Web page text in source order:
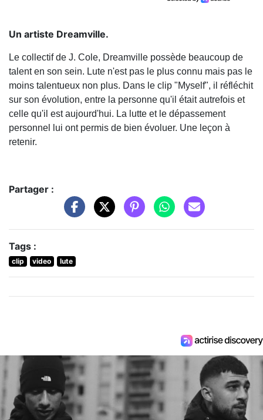
Un artiste Dreamville.
Le collectif de J. Cole, Dreamville possède beaucoup de
talent en son sein. Lute n'est pas le plus connu mais pas le
moins talentueux non plus. Dans le clip "Myself", il réfléchit
sur son évolution, entre la personne qu'il était autrefois et
celle qu'il est aujourd'hui. La lutte et le dépassement
personnel lui ont permis de bien évoluer. Une leçon à
retenir.
Partager :
Tags :
clip video lute